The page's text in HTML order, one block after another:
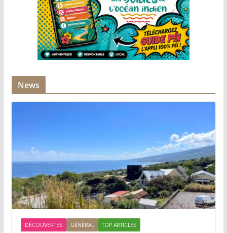
News
DÉCOUVERTES GÉNÉRAL TOP ARTICLES